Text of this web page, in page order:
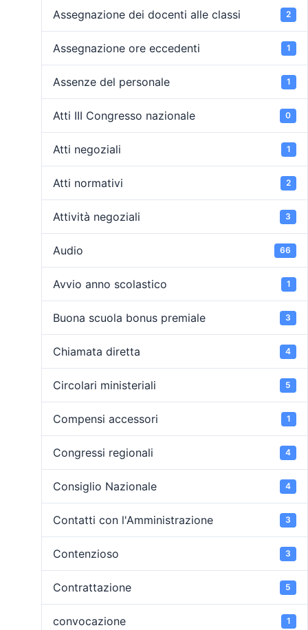
Assegnazione dei docenti alle classi 2
Assegnazione ore eccedenti 1
Assenze del personale 1
Atti III Congresso nazionale 0
Atti negoziali 1
Atti normativi 2
Attività negoziali 3
Audio 66
Avvio anno scolastico 1
Buona scuola bonus premiale 3
Chiamata diretta 4
Circolari ministeriali 5
Compensi accessori 1
Congressi regionali 4
Consiglio Nazionale 4
Contatti con l'Amministrazione 3
Contenzioso 3
Contrattazione 5
convocazione 1